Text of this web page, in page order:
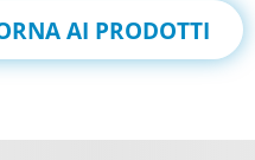
AI PRODOTTI